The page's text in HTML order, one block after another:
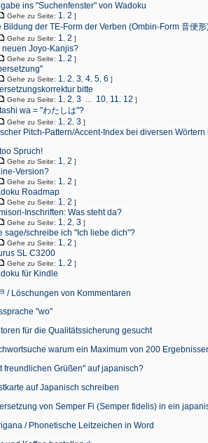
ins "Suchenfenster" von Wadoku
Gehe zu Seite: 1 2 ]
Bildung der TE-Form der Verben (Ombin-Form 音便形
Gehe zu Seite: 1 2 ]
neuen Joyo-Kanjis?
Gehe zu Seite: 1 2 ]
Gehe zu Seite: 1 2 3 4 5 6 ]
bitte
Gehe zu Seite: 1 2 3 10 11 12 ]
wa = "わたしは"?
Gehe zu Seite: 1 2 3 ]
Pitch-Pattern/Accent-Index bei diversen
Spruch!
Gehe zu Seite: 1 2 ]
Version?
Gehe zu Seite: 1 2 ]
Roadmap
Gehe zu Seite: 1 2 ]
Inschriften: Was steht da?
Gehe zu Seite: 1 2 3 ]
sage/schreibe ich "Ich liebe dich"?
Gehe zu Seite: 1 2 ]
SL C3200
Gehe zu Seite: 1 2 ]
für Kindle
/ Löschungen von Kommentaren
"wo"
für die Qualitätssicherung gesucht
warum ein Maximum von 200
freundlichen Grüßen" auf japanisch?
auf Japanisch schreiben
von Semper Fi (Semper fidelis) in ein
/ Phonetische Leitzeichen in Word